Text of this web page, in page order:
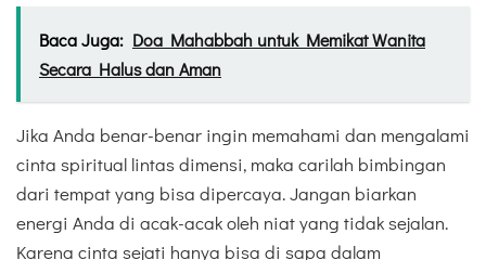
Baca Juga: Doa Mahabbah untuk Memikat Wanita
Secara Halus dan Aman
Jika Anda benar-benar ingin memahami dan mengalami
cinta spiritual lintas dimensi, maka carilah bimbingan
dari tempat yang bisa dipercaya. Jangan biarkan
energi Anda di acak-acak oleh niat yang tidak sejalan.
Karena cinta sejati hanya bisa di sapa dalam